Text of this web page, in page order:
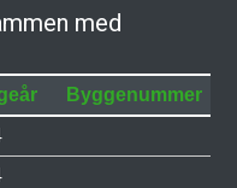
med
Byggenummer